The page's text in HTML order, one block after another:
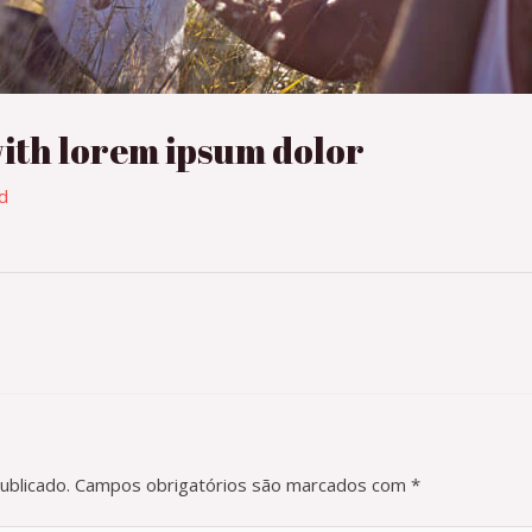
lorem ipsum dolor
Campos obrigatórios são marcados com *